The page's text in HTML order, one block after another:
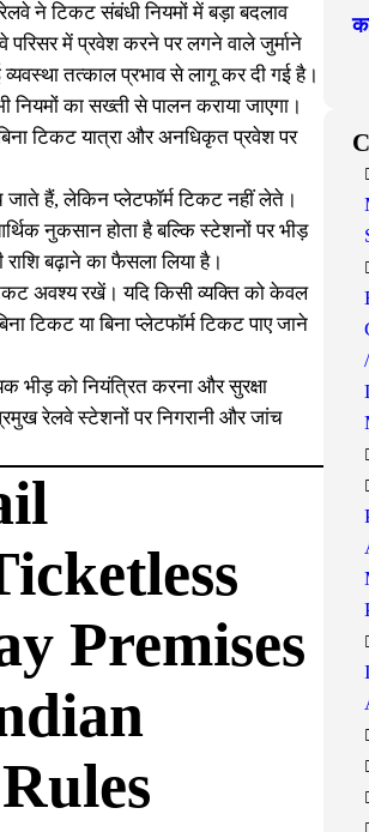
ने टिकट संबंधी नियमों में बड़ा बदलाव
में प्रवेश करने पर लगने वाले जुर्माने
तत्काल प्रभाव से लागू कर दी गई है।
का सख्ती से पालन कराया जाएगा।
टिकट यात्रा और अनधिकृत प्रवेश पर
जाते हैं, लेकिन प्लेटफॉर्म टिकट नहीं लेते।
नुकसान होता है बल्कि स्टेशनों पर भीड़
बढ़ाने का फैसला लिया है।
अवश्य रखें। यदि किसी व्यक्ति को केवल
टिकट या बिना प्लेटफॉर्म टिकट पाए जाने
भीड़ को नियंत्रित करना और सुरक्षा
रेलवे स्टेशनों पर निगरानी और जांच
Premises